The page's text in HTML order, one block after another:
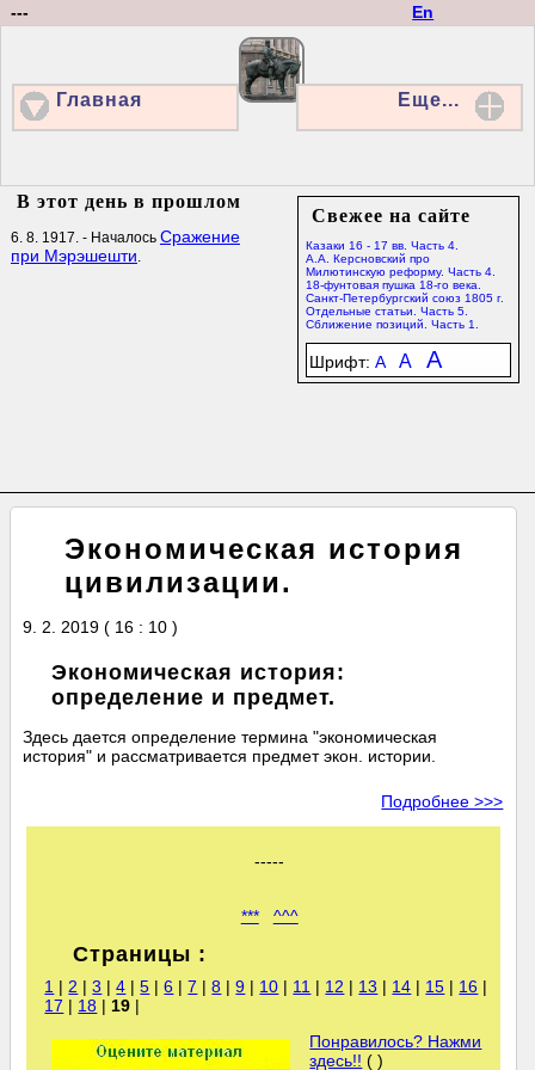
En
---
Главная Еще...
Свежее на сайте
Казаки 16 - 17 вв. Часть 4.
А.А. Керсновский про
Милютинскую реформу. Часть 4.
18-фунтовая пушка 18-го века.
Санкт-Петербургский союз 1805 г.
Отдельные статьи. Часть 5.
Сближение позиций. Часть 1.
Шрифт: A A A
В этот день в прошлом
6. 8. 1917. - Началось Сражение
при Мэрэшешти.
Экономическая история
цивилизации.
9. 2. 2019 ( 16 : 10 )
Экономическая история:
определение и предмет.
Здесь дается определение термина "экономическая
история" и рассматривается предмет экон. истории.
Подробнее >>>
-----
*** ^^^
Страницы :
1 | 2 |3 |4 |5 |6 |7 |8 |9 | 10 | 11 | 12 | 13 | 14 | 15 | 16 |
17 | 18 | 19 |
Понравилось? Нажми
здесь!! ( )